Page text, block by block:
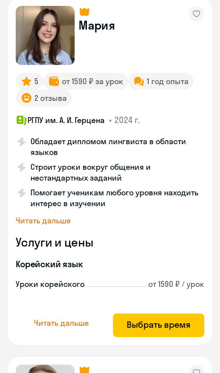
Мария
5 от 1590 ₽ за урок
1 год опыта
2 отзыва
РГПУ им. А. И. Герцена • 2024 г.
Обладает дипломом лингвиста в области
языков
Строит уроки вокруг общения и
нестандартных заданий
Помогает ученикам любого уровня находить
интерес в изучении
Читать дальше
Услуги и цены
Корейский язык
Уроки корейского от 1590 ₽ / урок
Читать дальше Выбрать время